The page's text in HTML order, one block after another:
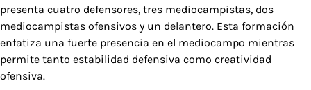
presenta cuatro defensores, tres mediocampistas, dos
mediocampistas ofensivos y un delantero. Esta formación
enfatiza una fuerte presencia en el mediocampo mientras
permite tanto estabilidad defensiva como creatividad
ofensiva.